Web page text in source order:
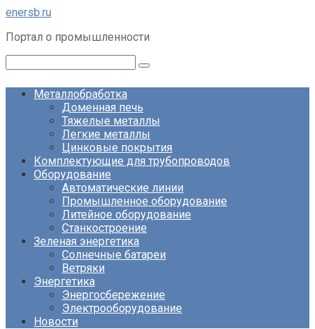
Перейти
контенту
enersb.ru
Портал о промышленности
Металлобработка
Доменная печь
Тяжелые металлы
Легкие металлы
Цинковые покрытия
Комплектующие для трубопроводов
Оборудование
Автоматические линии
Промышленное оборудование
Литейное оборудование
Станкостроение
Зеленая энергетика
Солнечные батареи
Ветряки
Энергетика
Энергосбережение
Электрооборудование
Новости